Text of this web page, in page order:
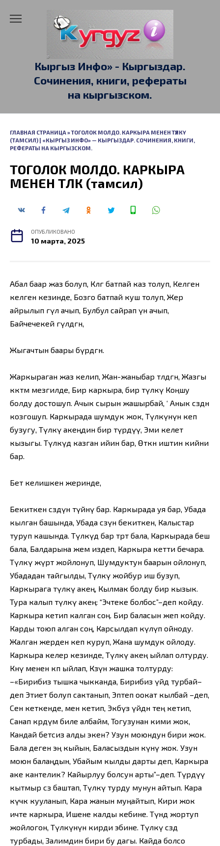
Кыргыз Инфо» - Кыргыздар.
Сочинения, книги, рефераты
на кыргызском.
ГЛАВНАЯ СТРАНИЦА»ТОГОЛОК МОЛДО. КАРКЫРА МЕНЕН ТҮЛКҮ
(ТАМСИЛ) | «КЫРГЫЗ ИНФО» — КЫРГЫЗДАР. СОЧИНЕНИЯ, КНИГИ,
РЕФЕРАТЫ НА КЫРГЫЗСКОМ.
ТОГОЛОК МОЛДО. КАРКЫРА
МЕНЕН ТҮЛКҮ (тамсил)
ОПУБЛИКОВАНО
10 марта, 2025
Абал баар жаз болуп, Көлгө батпай каз толуп, Келген
келген кезинде, Бозго батпай куш толуп, Жер
айрылып гүл ачып, Булбул сайрап үн ачып,
Байчечекей гүлдөгөн,
Жыгачтын баары бүрдөгөн.
Жаркыраган жаз келип, Жан-жаныбар төлдөгөн, Жазгы
көктөм мезгилде, Бир каркыра, бир түлкү Коңшу
болду достошуп. Ачык сырын жашырбай, ‘ Анык сөздөн
козгошуп. Каркырада шумдук жок, Түлкүнүн кеп
бузугу, Түлкү акеңдин бир түрдүү, Эми келет
кызыгы. Түлкүдө казган ийин бар, Өткөн иштин кийни
бар.
Бет келишкен жеринде,
Бекиткен сөздүн түйнү бар. Каркырада уя бар, Убада
кылган башында, Убада сөзүн бекиткен, Калыстар
туруп кашында. Түлкүдө бар төрт бала, Каркырада беш
бала, Балдарына жем издеп, Каркыра кетти бечара.
Түлкү жүрөт жойлонуп, Шумдуктун баарын ойлонуп,
Убададан тайгылды, Түлкү жойбур иш бузуп,
Каркырага түлкү акең, Кылмак болду бир кызык.
Тура калып түлкү акең: “Эчтеке болбос”–деп койду.
Каркыра кетип калган соң. Бир баласын жеп койду.
Карды тоюп алган соң, Карсылдап күлүп ойноду.
Жалган жерден кеп куруп, Жана шумдук ойлоду.
Каркыра келер кезинде, Түлкү акең ыйлап олтурду.
Көөнү менен көп ыйлап, Көзүн жашка толтурду:
–«Бирибиз тышка чыкканда, Бирибиз үйдө турбай–
деп Этиет болуп сактанып, Эптеп оокат кылбай –деп,
Сен кеткенде, мен кетип, Экөөбүз үйдөн тең кетип,
Санап көрдүм биле албайм, Тогузунан кими жок,
Кандай бетсиз алды экен? Узун моюндун бири жок.
Бала деген эң кыйын, Баласыздын күнү жок. Узун
моюн балаңдын, Убайым кылды дарты деп, Каркыра
аке кантелик? Кайырлуу болсун арты”–деп. Түрдүү
кытмыр сөз баштап, Түлкү турду мунун айтып. Кара
күчкө кууланып, Кара жанын муңайтып, Кири жок
ичте каркыра, Ишене калды кебине. Түндө жортуп
жойлогон, Түлкүнүн кирди эбине. Түлкү сөздө
турбады, Залимдин бири бу дагы. Кайда болсо